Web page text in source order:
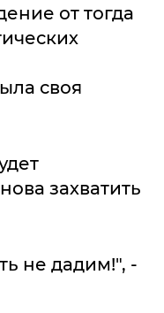
от тогда
своя
захватить
не дадим!", -